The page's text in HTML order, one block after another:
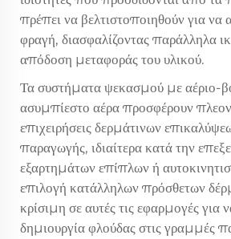
πρέπει να βελτιστοποιηθούν για να
φραγή, διασφαλίζοντας παράλληλα
απόδοση μεταφοράς του υλικού.
Τα συστήματα ψεκασμού με αέριο-
ασυμπίεστο αέρα προσφέρουν
επιχειρήσεις δερμάτινων
παραγωγής, ιδιαίτερα κατά την
εξαρτημάτων επίπλων ή
επιλογή κατάλληλων πρόσθετων
κρίσιμη σε αυτές τις εφαρμογές για
δημιουργία φλούδας στις γραμμές